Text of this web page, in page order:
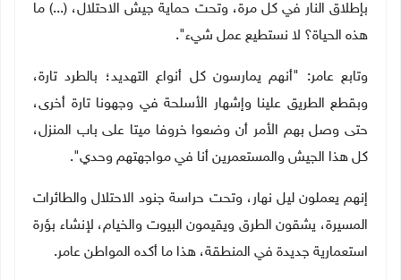
بإطلاق النار في كل مرة، وتحت حماية جيش الاحتلال، (...) ما
هذه الحياة؟ لا نستطيع عمل شيء".
وتابع عامر: "أنهم يمارسون كل أنواع التهديد؛ بالطرد تارة،
وبقطع الطريق علينا وإشهار الأسلحة في وجهونا تارة أخرى،
حتى وصل بهم الأمر أن وضعوا خروفا ميتا على باب المنزل،
كل هذا الجيش والمستعمرين أنا في مواجهتهم وحدي".
إنهم يعملون ليل نهار، وتحت حراسة جنود الاحتلال والطائرات
المسيرة، يشقون الطرق ويقيمون البيوت والخيام، لإنشاء بؤرة
استعمارية جديدة في المنطقة، هذا ما أكده المواطن عامر.